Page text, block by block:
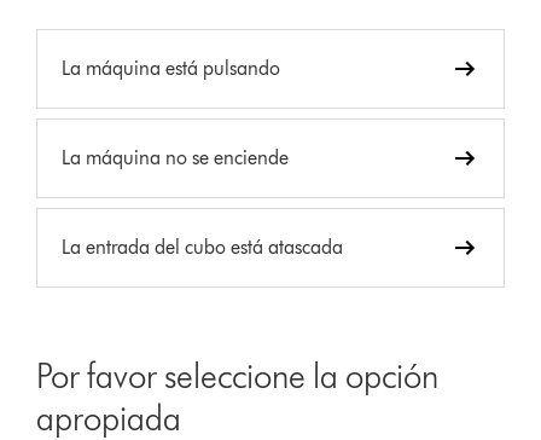
La máquina está pulsando
La máquina no se enciende
La entrada del cubo está atascada
Por favor seleccione la opción
apropiada